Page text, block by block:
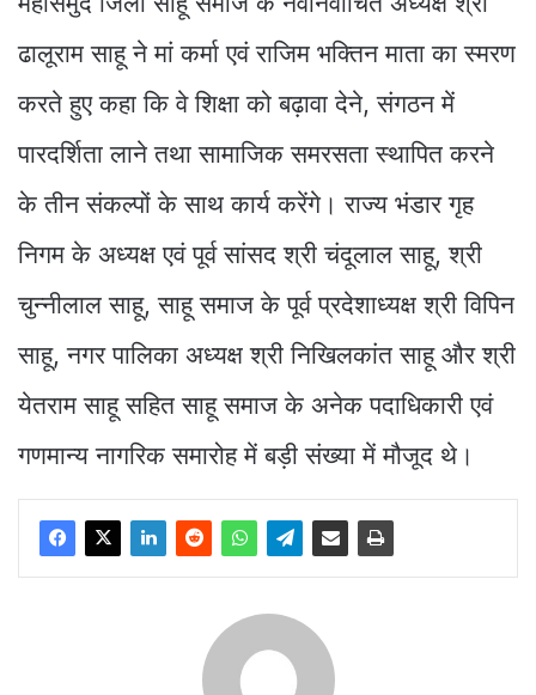
ढालूराम साहू ने मां कर्मा एवं राजिम भक्तिन माता का स्मरण
करते हुए कहा कि वे शिक्षा को बढ़ावा देने, संगठन में
पारदर्शिता लाने तथा सामाजिक समरसता स्थापित करने
के तीन संकल्पों के साथ कार्य करेंगे। राज्य भंडार गृह
निगम के अध्यक्ष एवं पूर्व सांसद श्री चंदूलाल साहू, श्री
चुन्नीलाल साहू, साहू समाज के पूर्व प्रदेशाध्यक्ष श्री विपिन
साहू, नगर पालिका अध्यक्ष श्री निखिलकांत साहू और श्री
येतराम साहू सहित साहू समाज के अनेक पदाधिकारी एवं
गणमान्य नागरिक समारोह में बड़ी संख्या में मौजूद थे।